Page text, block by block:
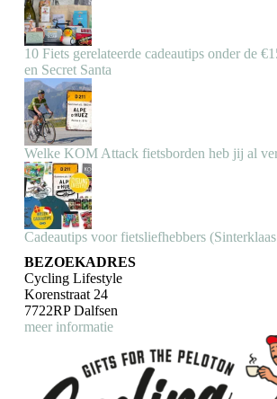
10 Fiets gerelateerde cadeautips onder de
en Secret Santa
Welke KOM Attack fietsborden heb jij al
Cadeautips voor fietsliefhebbers
BEZOEKADRES
Cycling Lifestyle
Korenstraat 24
7722RP Dalfsen
meer informatie